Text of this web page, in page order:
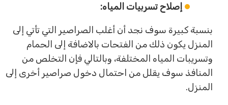
إصلاح تسربيات المياه:
بنسبة كبيرة سوف نجد أن أغلب الصراصير التي تأتي إلى
المنزل يكون ذلك من الفتحات بالاضافة إلى الحمام
وتسريبات المياه المختلفة، وبالتالي فإن التخلص من
المنافذ سوف يقلل من احتمال دخول صراصير أخرى إلى
المنزل.